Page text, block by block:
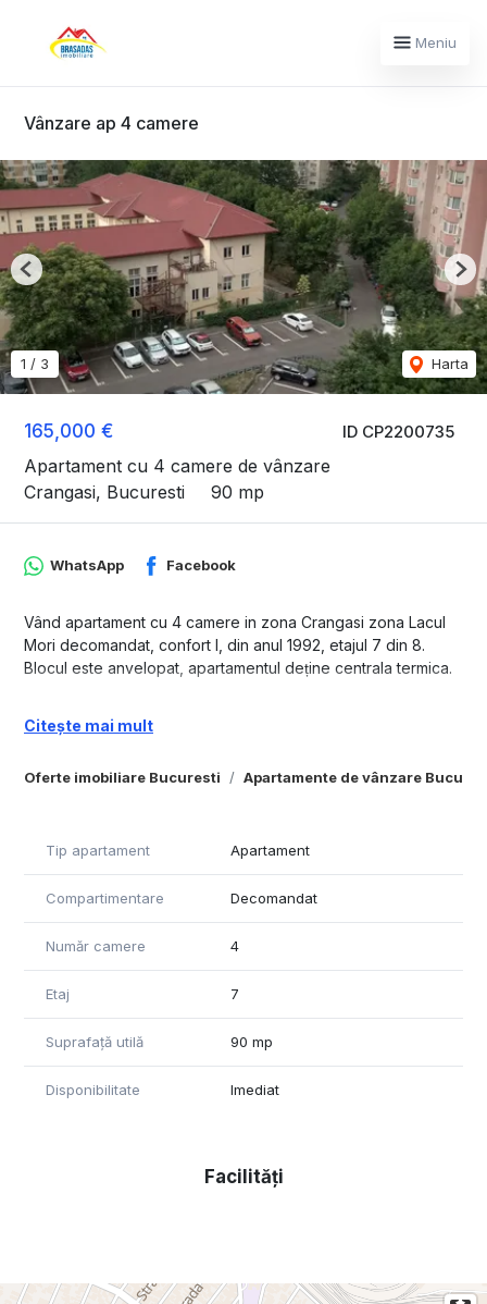
Meniu
Vânzare ap 4 camere
ID CP2200735
165,000 €
Apartament cu 4 camere de vânzare
Crangasi, Bucuresti
90 mp
1 / 3 Harta
Previous
Oferte imobiliare Bucuresti Apartamente de vânzare
WhatsApp Facebook
Vând apartament cu 4 camere in zona Crangasi zona Lacul
Mori decomandat, confort I, din anul 1992, etajul 7 din 8.
Blocul este anvelopat, apartamentul deține centrala termica.
Citește mai mult
Tip apartament Apartament
Compartimentare Decomandat
Număr camere 4
Etaj 7
Suprafață utilă 90 mp
Disponibilitate Imediat
Facilități